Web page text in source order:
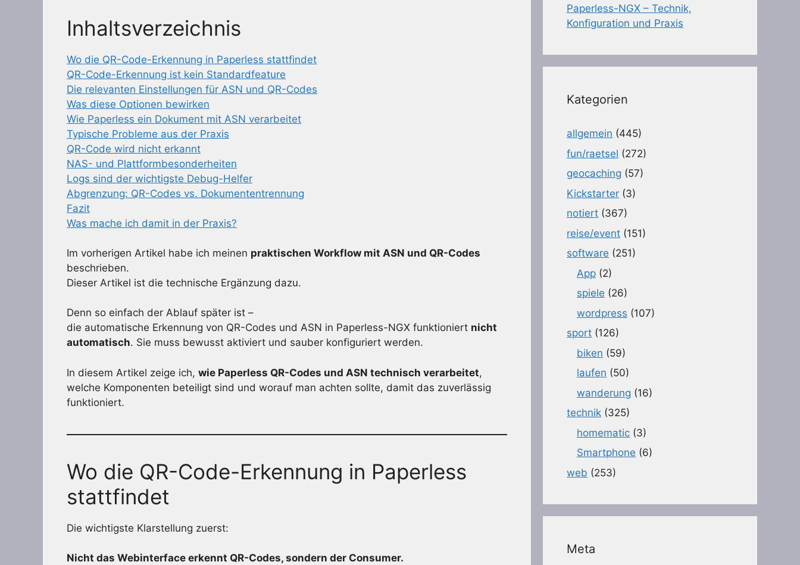
Inhaltsverzeichnis
Wo die QR-Code-Erkennung in Paperless stattfindet
QR-Code-Erkennung ist kein Standardfeature
Die relevanten Einstellungen für ASN und QR-Codes
Was diese Optionen bewirken
Wie Paperless ein Dokument mit ASN verarbeitet
Typische Probleme aus der Praxis
QR-Code wird nicht erkannt
NAS- und Plattformbesonderheiten
Logs sind der wichtigste Debug-Helfer
Abgrenzung: QR-Codes vs. Dokumententrennung
Fazit
Was mache ich damit in der Praxis?
Im vorherigen Artikel habe ich meinen praktischen Workflow mit ASN und QR-Codes
beschrieben.
Dieser Artikel ist die technische Ergänzung dazu.
Denn so einfach der Ablauf später ist –
die automatische Erkennung von QR-Codes und ASN in Paperless-NGX funktioniert nicht
automatisch. Sie muss bewusst aktiviert und sauber konfiguriert werden.
In diesem Artikel zeige ich, wie Paperless QR-Codes und ASN technisch verarbeitet,
welche Komponenten beteiligt sind und worauf man achten sollte, damit das zuverlässig
funktioniert.
Wo die QR-Code-Erkennung in Paperless
stattfindet
Die wichtigste Klarstellung zuerst:
Nicht das Webinterface erkennt QR-Codes, sondern der Consumer.
Paperless-NGX – Technik,
Konfiguration und Praxis
Kategorien
allgemein (445)
fun/raetsel (272)
geocaching (57)
Kickstarter (3)
notiert (367)
reise/event (151)
software (251)
App (2)
spiele (26)
wordpress (107)
sport (126)
biken (59)
laufen (50)
wanderung (16)
technik (325)
homematic (3)
Smartphone (6)
web (253)
Meta